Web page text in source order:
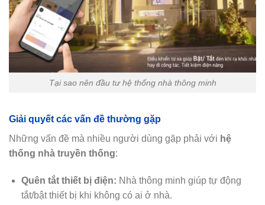
Tại sao nên đầu tư hệ thống nhà thông minh
Giải quyết các vấn đề thường gặp
Những vấn đề mà nhiều người dùng gặp phải với hệ
thống nhà truyền thống:
Quên tắt thiết bị điện: Nhà thông minh giúp tự động
tắt/bật thiết bị khi không có ai ở nhà.